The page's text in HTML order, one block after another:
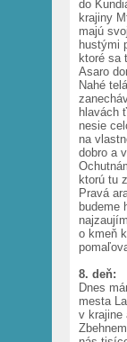
do
krajiny
majú
hustými
ktoré sa
Asaro
Nahé
hlavách
nesie
na
dobro a
ktorú tu
Pravá
budeme
o kmeň
8. deň:
Dnes
mesta
v krajine